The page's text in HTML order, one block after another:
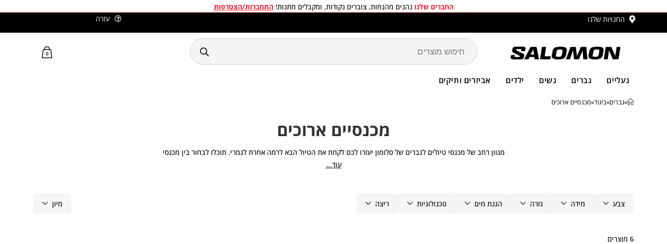
החברים שלנו נהנים מהנחות, צוברים נקודות, ומקבלים מתנות!התחברות/הצטרפות
החנויות שלנו
משלוחים חינם בכל קניה מעל 299 ₪
עזרה
נעליים גברים נשים ילדים אביזרים ותיקים
0
מכנסיים ארוכים
»גברים»ביגוד»מכנסיים ארוכים
מגוון רחב של מכנסי טיולים לגברים של סלומון יעזרו לכם לקחת את הטיול הבא לרמה אחרת לגמרי. תוכלו לבחור בין מכנסי
טיולים קצרים וארוכים עם זמני ייבוש, דרגות נשימה, ורמות אימונים משתנות.
עוד
צבע מידה גזרה הגנת מים טכנולוגיות ריצה מיון
6 מוצרים